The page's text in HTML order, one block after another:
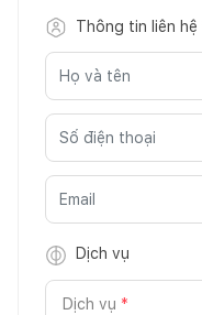
Thông tin liên hệ
Dịch vụ
Dịch vụ *